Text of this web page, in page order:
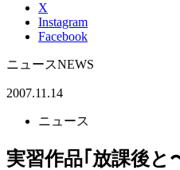
X
Instagram
Facebook
ニュースNEWS
2007.11.14
ニュース
実習作品｢放課後と